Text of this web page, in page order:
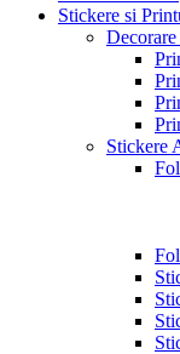
Stickere si
Stickere